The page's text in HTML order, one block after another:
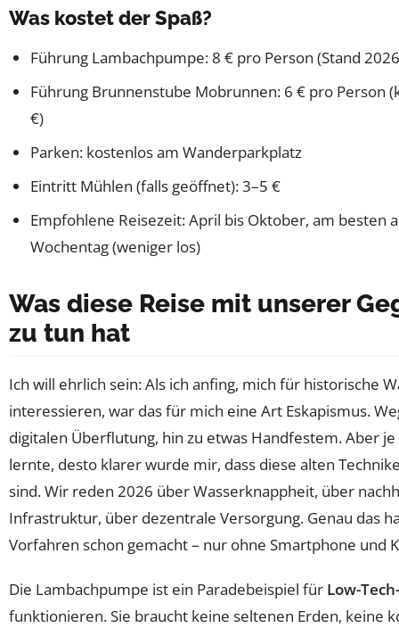
Was kostet der Spaß?
Führung Lambachpumpe: 8 € pro Person (Stand
Führung Brunnenstube Mobrunnen: 6 € pro Person
€)
Parken: kostenlos am Wanderparkplatz
Eintritt Mühlen (falls geöffnet): 3–5 €
Empfohlene Reisezeit: April bis Oktober, am besten
Wochentag (weniger los)
Was diese Reise mit unserer
zu tun hat
Ich will ehrlich sein: Als ich anfing, mich für historische
interessieren, war das für mich eine Art Eskapismus.
digitalen Überflutung, hin zu etwas Handfestem. Aber
lernte, desto klarer wurde mir, dass diese alten
sind. Wir reden 2026 über Wasserknappheit, über
Infrastruktur, über dezentrale Versorgung. Genau das
Vorfahren schon gemacht – nur ohne Smartphone und
Die Lambachpumpe ist ein Paradebeispiel für Low-
funktionieren. Sie braucht keine seltenen Erden, keine